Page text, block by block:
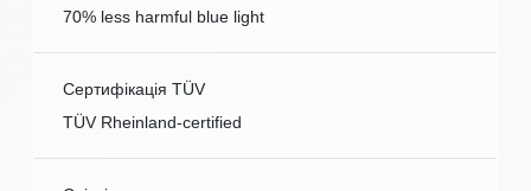
70% less harmful blue light
Сертифікація TÜV
TÜV Rheinland-certified